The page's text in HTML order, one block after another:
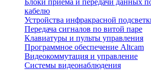
Блоки приема и передачи данных
кабелю
Устройства инфракрасной
Передача сигналов по витой паре
Клавиатуры и пульты управления
Программное обеспечение Altcam
Видеокоммутация и управление
Системы видеонаблюдения